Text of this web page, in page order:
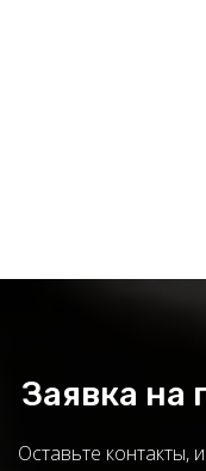
Заявка на
Оставьте